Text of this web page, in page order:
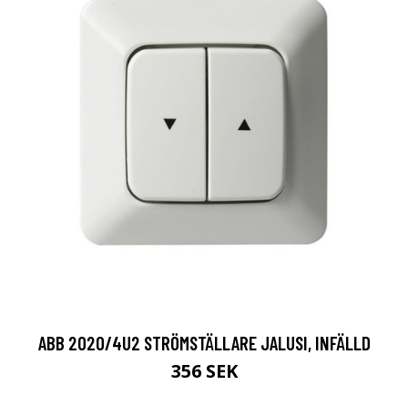
ABB 2020/4U2 STRÖMSTÄLLARE JALUSI, INFÄLLD
356 SEK